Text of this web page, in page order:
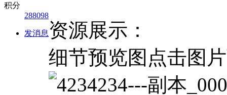
积分
288098
发消息 资源展示：
细节预览图点击图